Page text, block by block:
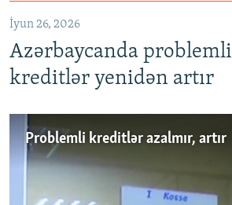
720p 1080p
İyun 26, 2026
Azərbaycanda problemli
kreditlər yenidən artır
Problemli kreditlər azalmır, artır